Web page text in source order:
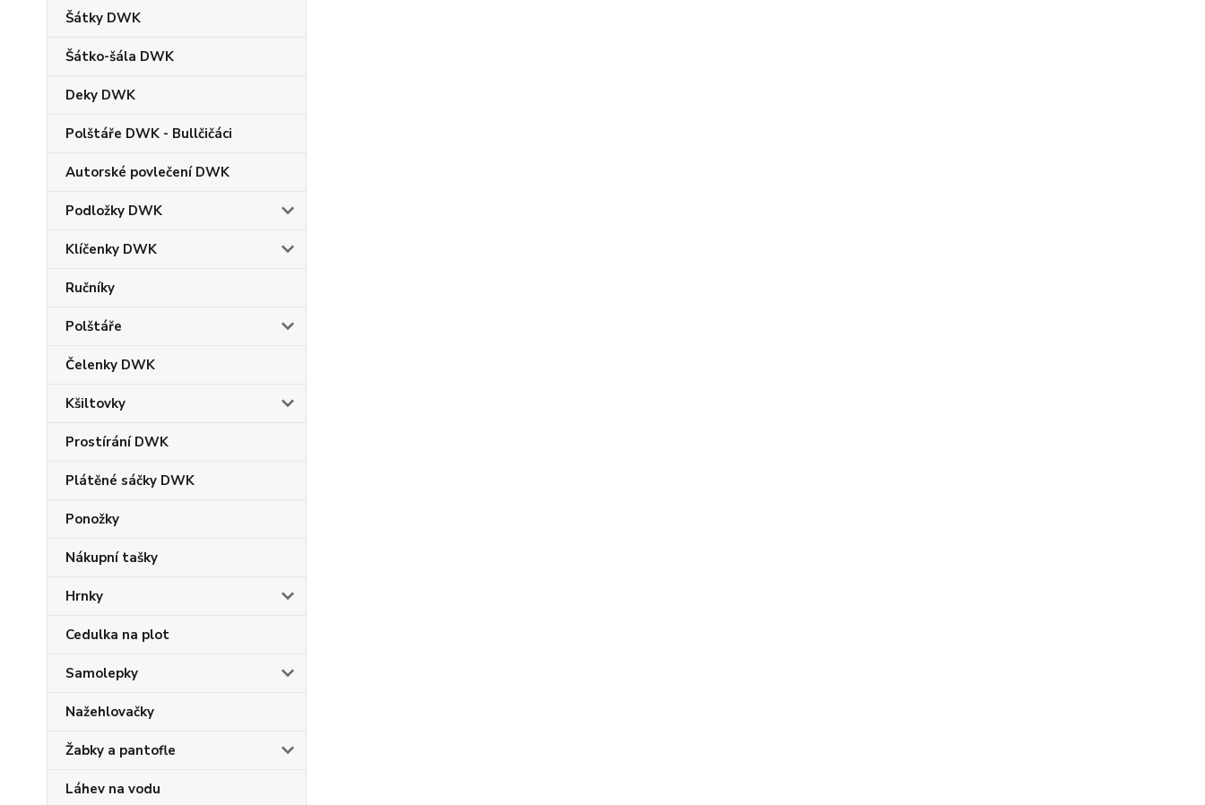
Šátky DWK
Šátko-šála DWK
Deky DWK
Polštáře DWK - Bullčičáci
Autorské povlečení DWK
Podložky DWK
Klíčenky DWK
Ručníky
Polštáře
Čelenky DWK
Kšiltovky
Prostírání DWK
Plátěné sáčky DWK
Ponožky
Nákupní tašky
Hrnky
Cedulka na plot
Samolepky
Nažehlovačky
Žabky a pantofle
Láhev na vodu